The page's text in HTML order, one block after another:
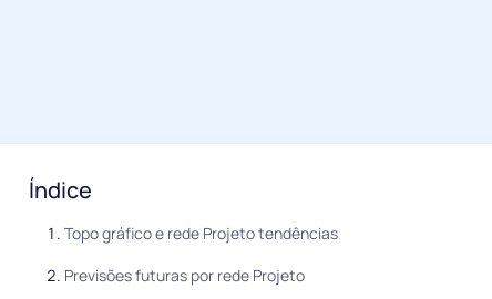
Índice
Topo gráfico e rede Projeto tendências
Previsões futuras por rede Projeto